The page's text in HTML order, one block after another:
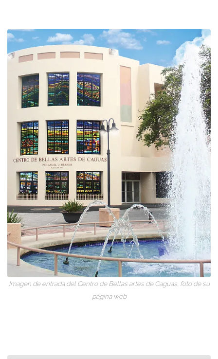
Imagen de entrada del Centro de Bellas artes de Caguas, foto de su
página web